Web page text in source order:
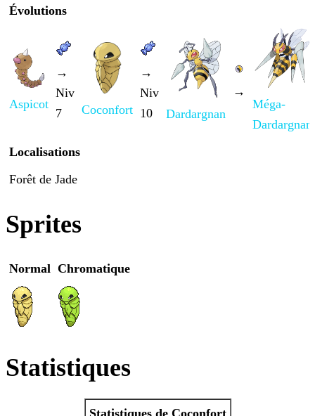
Évolutions
Aspicot
→
Niv
7
Coconfort
→
Niv
10
Dardargnan
→
Méga-
Dardargnan
Localisations
Forêt de Jade
Sprites
Normal Chromatique
Statistiques